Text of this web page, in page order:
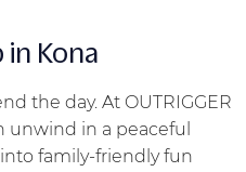
in Kona
the day. At OUTRIGGER
unwind in a peaceful
family-friendly fun